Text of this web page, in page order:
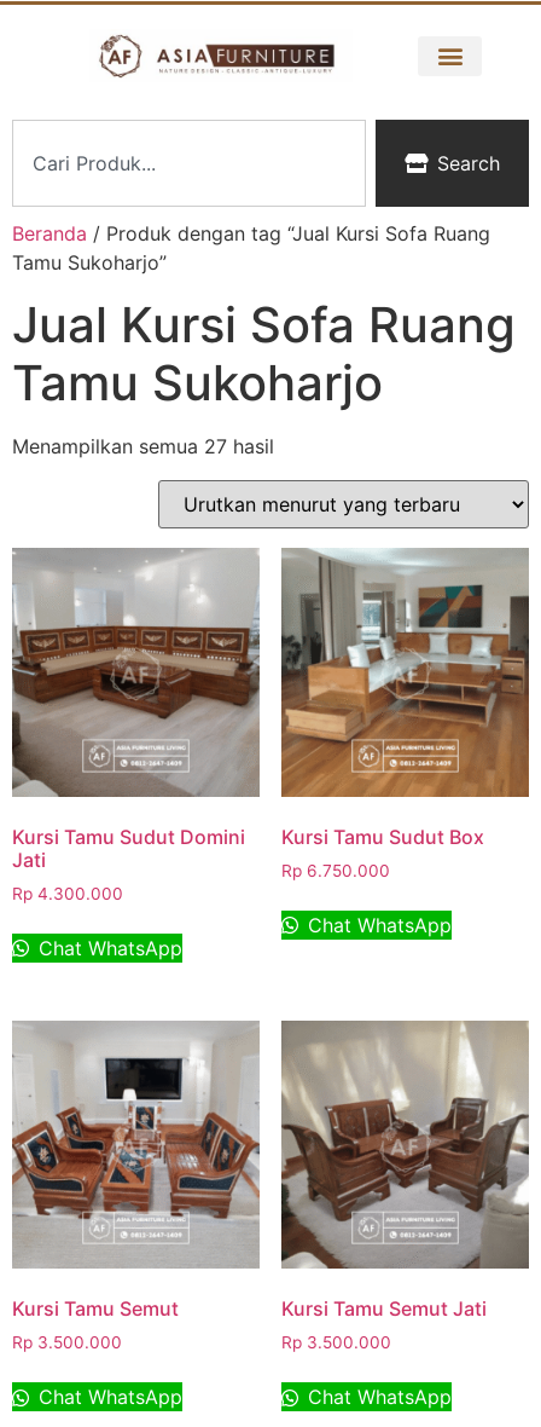
Search
Beranda / Produk dengan tag “Jual Kursi Sofa Ruang
Tamu Sukoharjo”
Jual Kursi Sofa Ruang
Tamu Sukoharjo
Menampilkan semua 27 hasil
Kursi Tamu Sudut Domini
Jati
Rp 4.300.000
Chat WhatsApp
Kursi Tamu Sudut Box
Rp6.750.000
Chat WhatsApp
Kursi Tamu Semut
Rp 3.500.000
Chat WhatsApp
Kursi Tamu Semut Jati
Rp3.500.000
Chat WhatsApp